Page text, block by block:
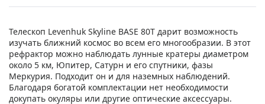
Телескоп Levenhuk Skyline BASE 80T дарит возможность
изучать ближний космос во всем его многообразии. В этот
рефрактор можно наблюдать лунные кратеры диаметром
около 5 км, Юпитер, Сатурн и его спутники, фазы
Меркурия. Подходит он и для наземных наблюдений.
Благодаря богатой комплектации нет необходимости
докупать окуляры или другие оптические аксессуары.